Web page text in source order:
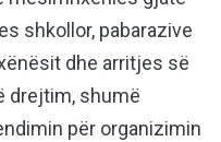
shkollor, pabarazive
dhe arritjes së
drejtim, shumë
për organizimin